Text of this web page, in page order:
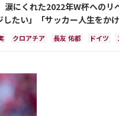
涙にくれた2022年W杯へのリ
たい」「サッカー人生をかけ
クロアチア 長友 佑都 ドイツ